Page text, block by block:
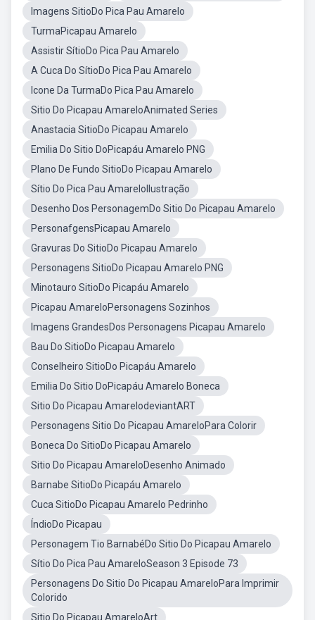
Imagens SitioDo Pica Pau Amarelo
TurmaPicapau Amarelo
Assistir SítioDo Pica Pau Amarelo
A Cuca Do SítioDo Pica Pau Amarelo
Icone Da TurmaDo Pica Pau Amarelo
Sitio Do Picapau AmareloAnimated Series
Anastacia SitioDo Picapau Amarelo
Emilia Do Sitio DoPicapáu Amarelo PNG
Plano De Fundo SitioDo Picapau Amarelo
Sítio Do Pica Pau AmareloIlustração
Desenho Dos PersonagemDo Sitio Do Picapau Amarelo
PersonafgensPicapau Amarelo
Gravuras Do SitioDo Picapau Amarelo
Personagens SitioDo Picapau Amarelo PNG
Minotauro SitioDo Picapáu Amarelo
Picapau AmareloPersonagens Sozinhos
Imagens GrandesDos Personagens Picapau Amarelo
Bau Do SitioDo Picapau Amarelo
Conselheiro SitioDo Picapáu Amarelo
Emilia Do Sitio DoPicapáu Amarelo Boneca
Sitio Do Picapau AmarelodeviantART
Personagens Sitio Do Picapau AmareloPara Colorir
Boneca Do SitioDo Picapau Amarelo
Sitio Do Picapau AmareloDesenho Animado
Barnabe SitioDo Picapáu Amarelo
Cuca SitioDo Picapau Amarelo Pedrinho
ÍndioDo Picapau
Personagem Tio BarnabéDo Sitio Do Picapau Amarelo
Sítio Do Pica Pau AmareloSeason 3 Episode 73
Personagens Do Sitio Do Picapau AmareloPara Imprimir
Colorido
Sitio Do Picapau AmareloArt